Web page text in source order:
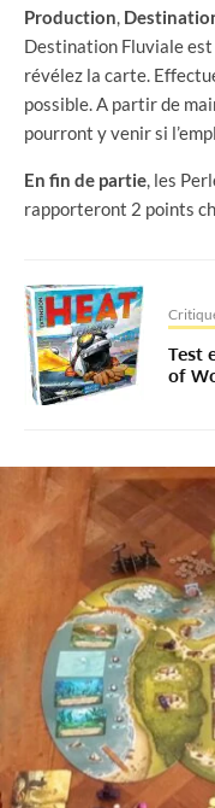
Production,
Destination Fluviale est
révélez la carte.
possible. A partir de
pourront y venir si
En fin de partie, les
rapporteront 2 points
Test
of